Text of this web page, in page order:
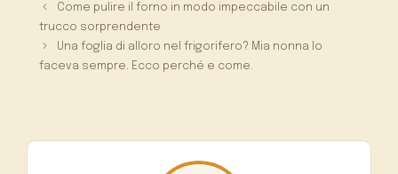
Come pulire il forno in modo impeccabile con un
trucco sorprendente
Una foglia di alloro nel frigorifero? Mia nonna lo
faceva sempre. Ecco perché e come.